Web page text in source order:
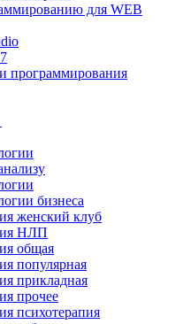
для WEB
программирования
бизнеса
женский клуб
НЛП
общая
популярная
прикладная
прочее
психотерапия